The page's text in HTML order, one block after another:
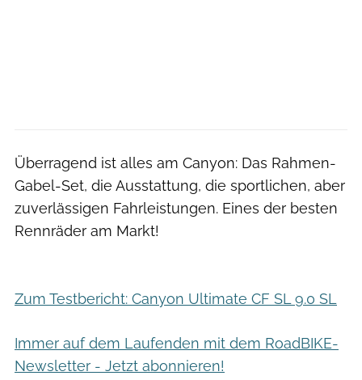
Überragend ist alles am Canyon: Das Rahmen-
Gabel-Set, die Ausstattung, die sportlichen, aber
zuverlässigen Fahrleistungen. Eines der besten
Rennräder am Markt!
Zum Testbericht: Canyon Ultimate CF SL 9.0 SL
Immer auf dem Laufenden mit dem RoadBIKE-
Newsletter - Jetzt abonnieren!